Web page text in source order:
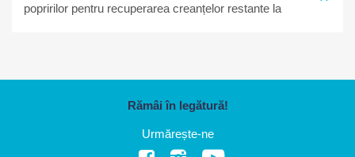
popririlor pentru recuperarea creanțelor restante la
Rămâi în legătură!
Urmărește-ne